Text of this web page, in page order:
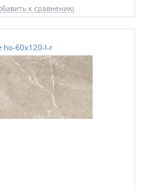
к сравнению
ho-60x120-l-r